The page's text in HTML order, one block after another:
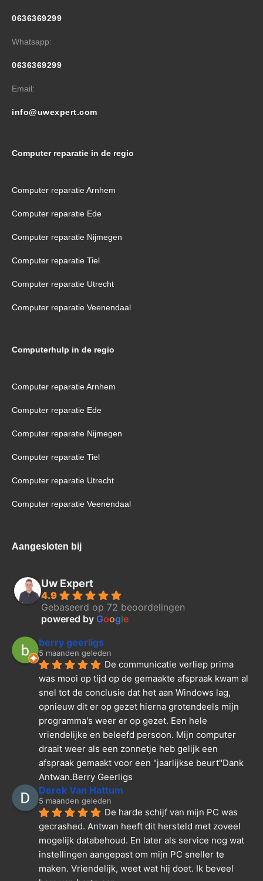
0636369299
Whatsapp:
0636369299
Email:
info@uwexpert.com
Computer reparatie in de regio
Computer reparatie Arnhem
Computer reparatie Ede
Computer reparatie Nijmegen
Computer reparatie Tiel
Computer reparatie Utrecht
Computer reparatie Veenendaal
Computerhulp in de regio
Computer reparatie Arnhem
Computer reparatie Ede
Computer reparatie Nijmegen
Computer reparatie Tiel
Computer reparatie Utrecht
Computer reparatie Veenendaal
Aangesloten bij
Uw Expert
4.9
Gebaseerd op 72 beoordelingen
powered by Google
berry geerligs
5 maanden geleden
De communicatie verliep prima
was mooi op tijd op de gemaakte afspraak kwam al
snel tot de conclusie dat het aan Windows lag,
opnieuw dit er op gezet hierna grotendeels mijn
programma's weer er op gezet. Een hele
vriendelijke en beleefd persoon. Mijn computer
draait weer als een zonnetje heb gelijk een
afspraak gemaakt voor een "jaarlijkse beurt"Dank
Antwan.Berry Geerligs
Derek Van Hattum
5 maanden geleden
De harde schijf van mijn PC was
gecrashed. Antwan heeft dit hersteld met zoveel
mogelijk databehoud. En later als service nog wat
instellingen aangepast om mijn PC sneller te
maken. Vriendelijk, weet wat hij doet. Ik beveel